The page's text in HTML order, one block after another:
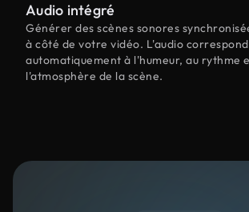
Audio intégré
Générer des scènes sonores
à côté de votre vidéo. L'audio correspond
automatiquement à l'humeur, au rythme
l'atmosphère de la scène.